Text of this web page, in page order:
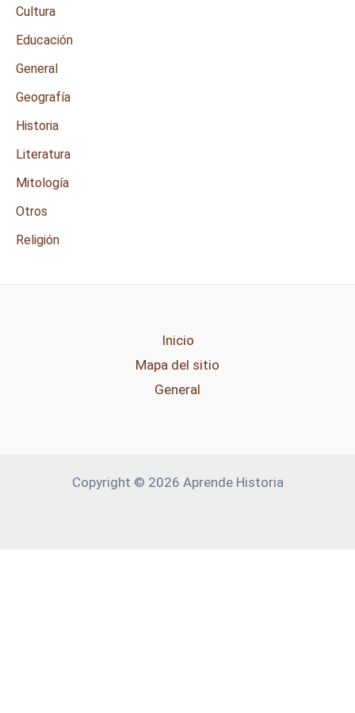
Cultura
Educación
General
Geografía
Historia
Literatura
Mitología
Otros
Religión
Inicio
Mapa del sitio
General
Copyright © 2026 Aprende Historia